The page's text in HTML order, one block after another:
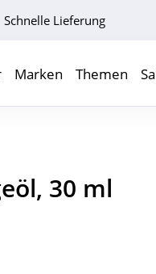
Schnelle Lieferung
Marken Themen
30 ml